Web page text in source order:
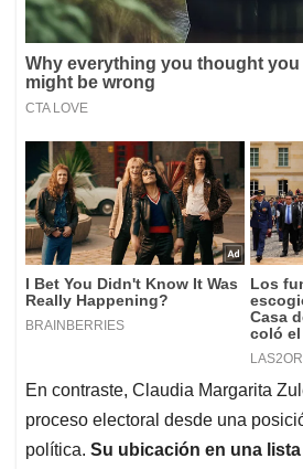
En contraste, Claudia Margarita
proceso electoral desde una
política. Su ubicación en una